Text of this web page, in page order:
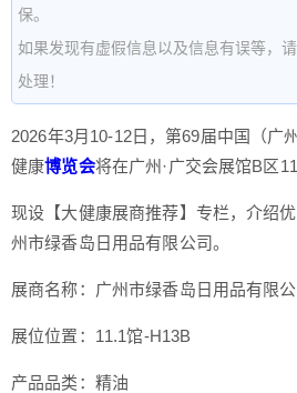
保。
如果发现有虚假信息以及信息有误等，
处理！
2026年3月10-12日，第69届中国（广
健康博览会将在广州·广交会展馆B区
现设【大健康展商推荐】专栏，介绍
州市绿香岛日用品有限公司。
展商名称：广州市绿香岛日用品有限
展位位置：11.1馆-H13B
产品品类：精油